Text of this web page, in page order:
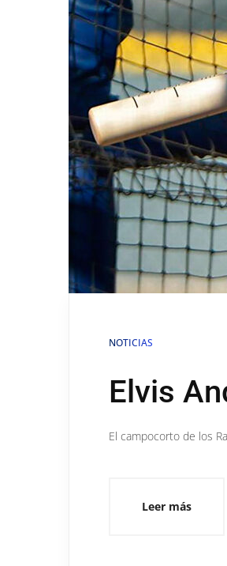
NOTICIAS
Elvis
El campocorto de los
Leer más